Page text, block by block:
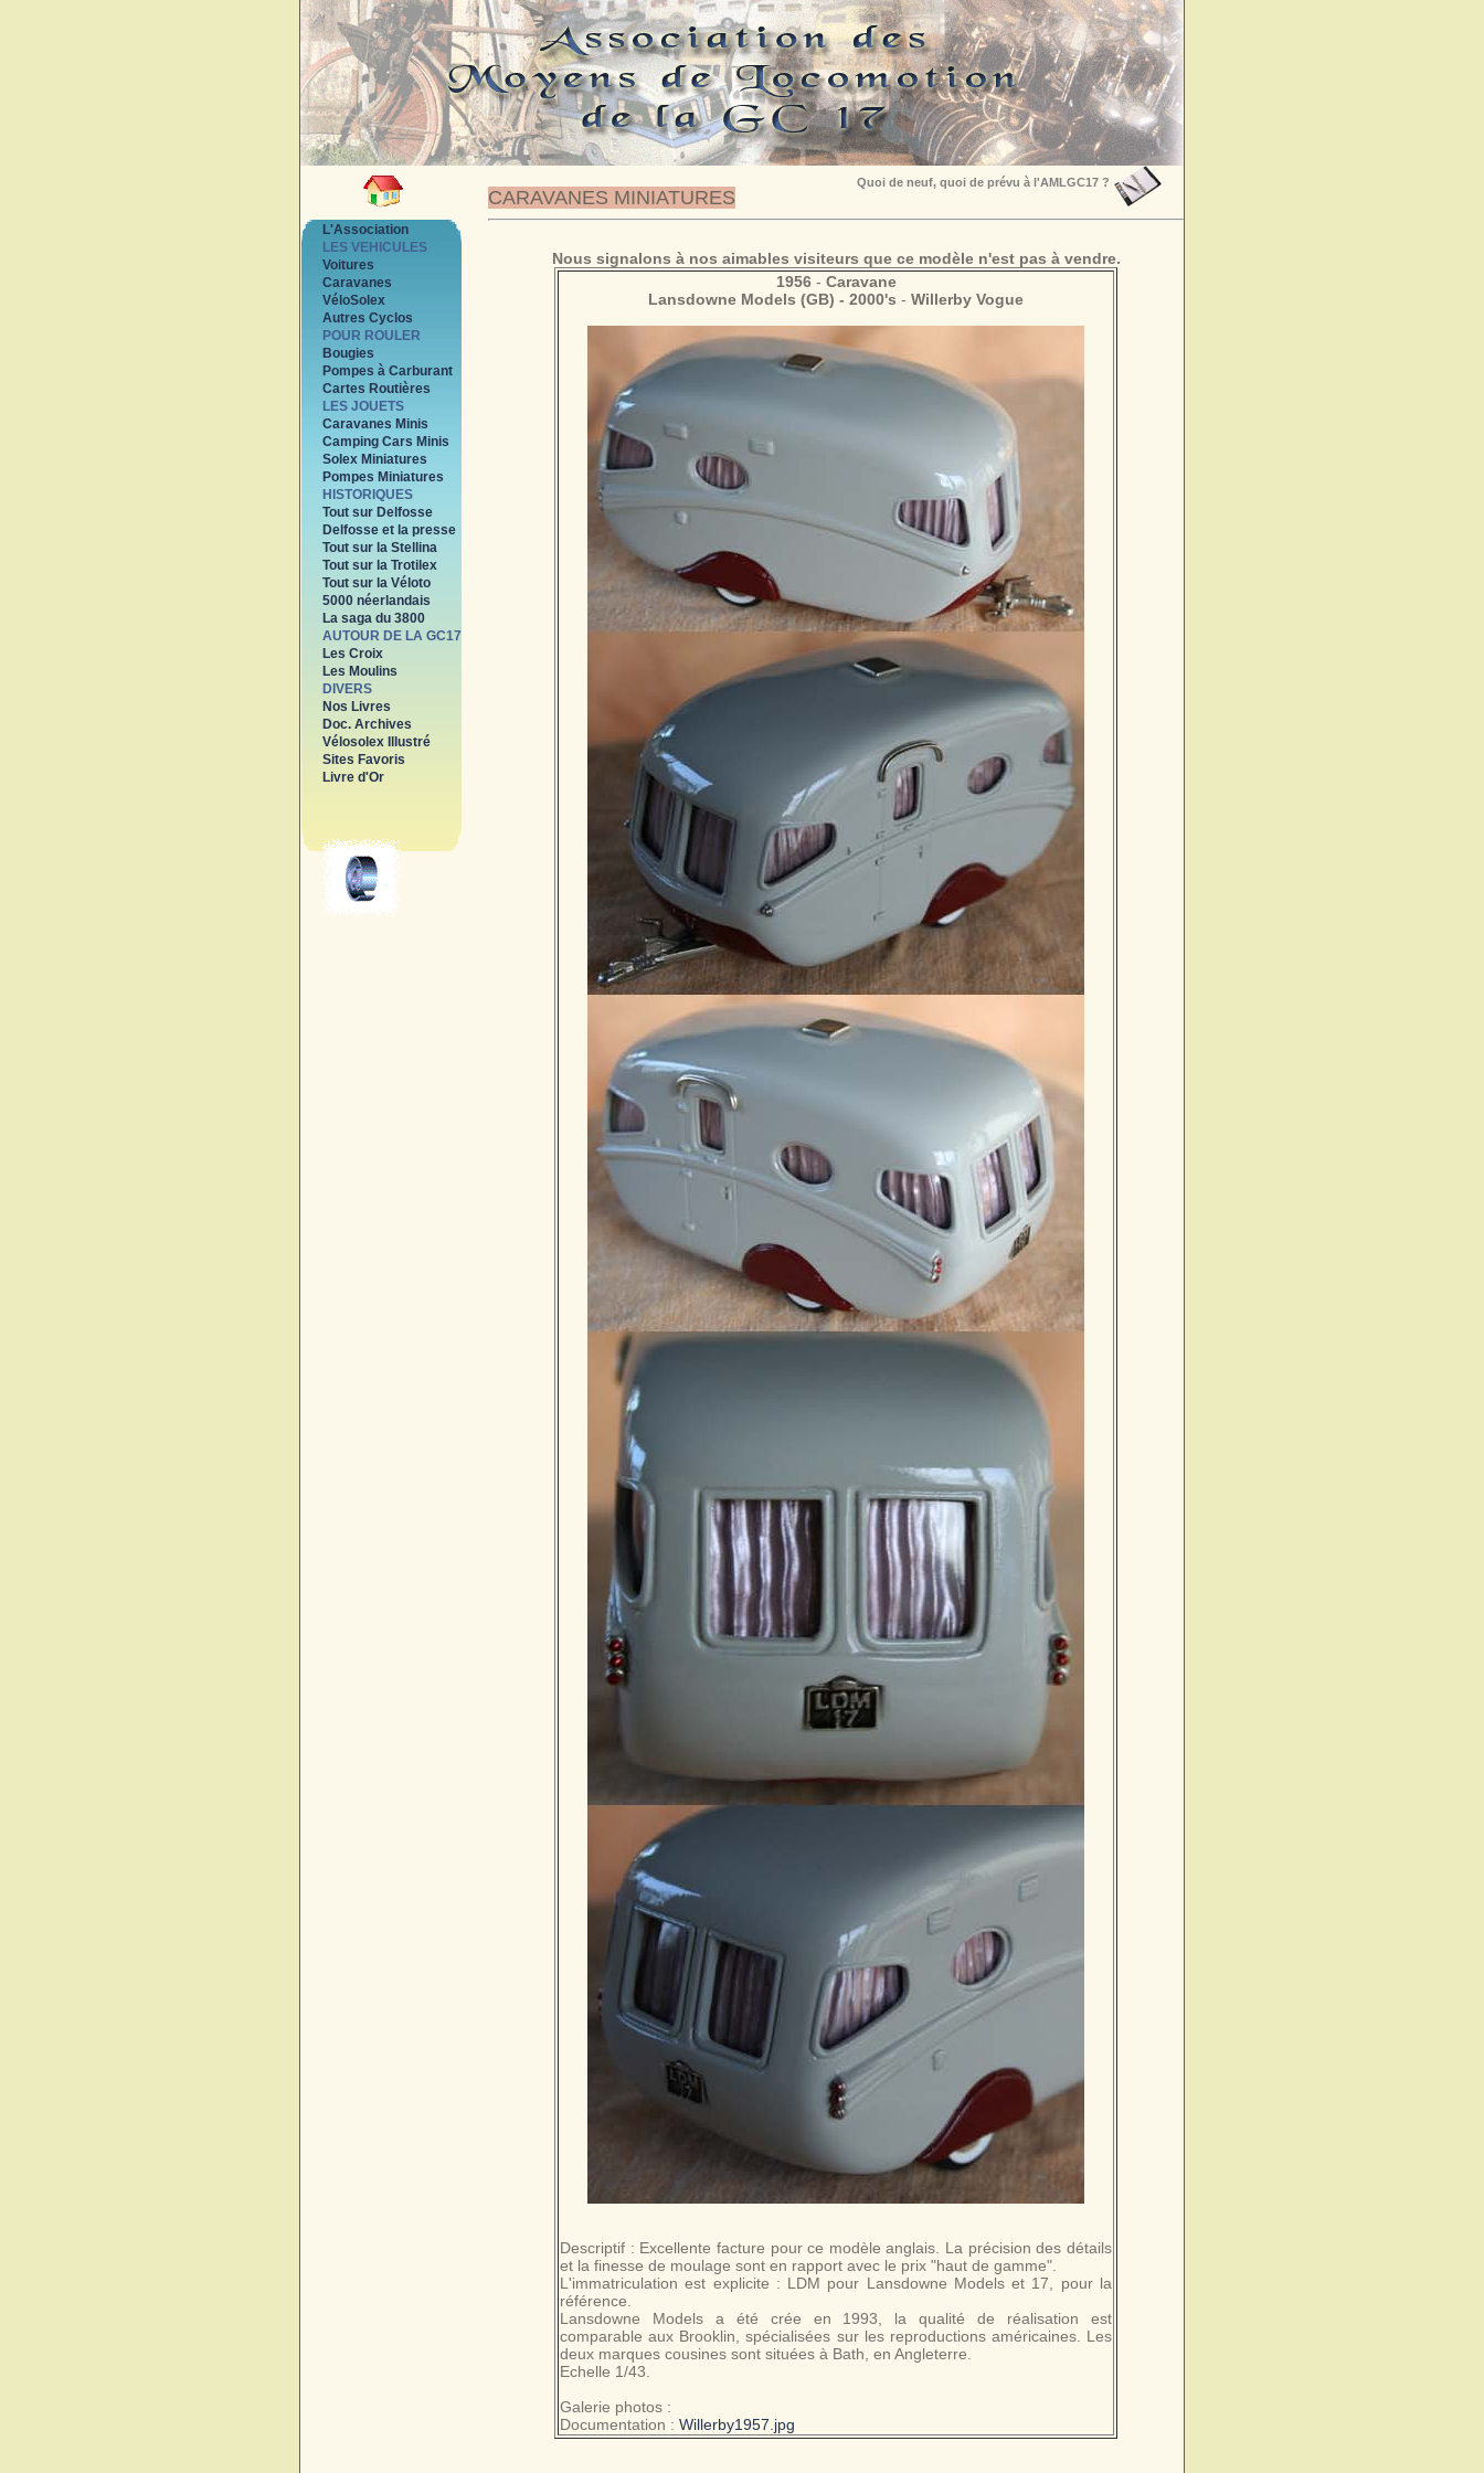
CARAVANES MINIATURES
Quoi de neuf, quoi de prévu à l'AMLGC17 ?
L'Association
LES VEHICULES
Voitures
Caravanes
VéloSolex
Autres Cyclos
POUR ROULER
Bougies
Pompes à Carburant
Cartes Routières
LES JOUETS
Caravanes Minis
Camping Cars Minis
Solex Miniatures
Pompes Miniatures
HISTORIQUES
Tout sur Delfosse
Delfosse et la presse
Tout sur la Stellina
Tout sur la Trotilex
Tout sur la Véloto
5000 néerlandais
La saga du 3800
AUTOUR DE LA GC17
Les Croix
Les Moulins
DIVERS
Nos Livres
Doc. Archives
Vélosolex Illustré
Sites Favoris
Livre d'Or
Nous signalons à nos aimables visiteurs que ce modèle n'est pas à vendre.
1956- Caravane
Lansdowne Models (GB) - 2000's - Willerby Vogue
Descriptif : Excellente facture pour ce modèle anglais. La précision des détails
et la finesse de moulage sont en rapport avec le prix "haut de gamme".
L'immatriculation est explicite : LDM pour Lansdowne Models et 17, pour la
référence.
Lansdowne Models a été crée en 1993, la qualité de réalisation est
comparable aux Brooklin, spécialisées sur les reproductions américaines. Les
deux marques cousines sont situées à Bath, en Angleterre.
Echelle 1/43.
Galerie photos :
Documentation : Willerby1957.jpg